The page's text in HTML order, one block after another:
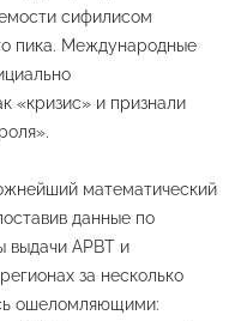
сифилисом
пика. Международные
«кризис» и признали
.
математический
данные по
выдачи АРВТ и
за несколько
ошеломляющими: